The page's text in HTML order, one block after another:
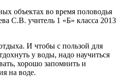
объектах во время половодья
С.В. учитель 1 «Б» класса 2013
И чтобы с пользой для
у воды, надо научиться
хорошо запомнить и
на воде.